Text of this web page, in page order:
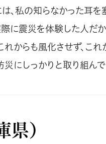
、私の知らなかった耳を
際に震災を体験した人だ
れからも風化させず、こ
災にしっかりと取り組んで
）